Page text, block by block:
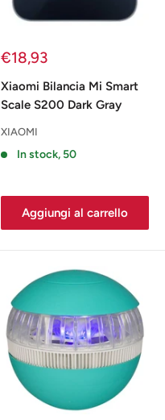
Prezzo
€18,93
Xiaomi Bilancia Mi Smart
Scale S200 Dark Gray
XIAOMI
In stock, 50
Aggiungi al carrello